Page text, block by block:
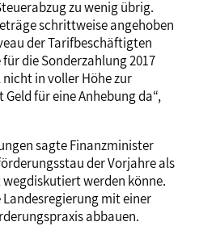
zu wenig übrig.
schrittweise angehoben
der Tarifbeschäftigten
die Sonderzahlung 2017
in voller Höhe zur
für eine Anhebung da“,
sagte Finanzminister
der Vorjahre als
werden könne.
Landesregierung mit einer
abbauen.